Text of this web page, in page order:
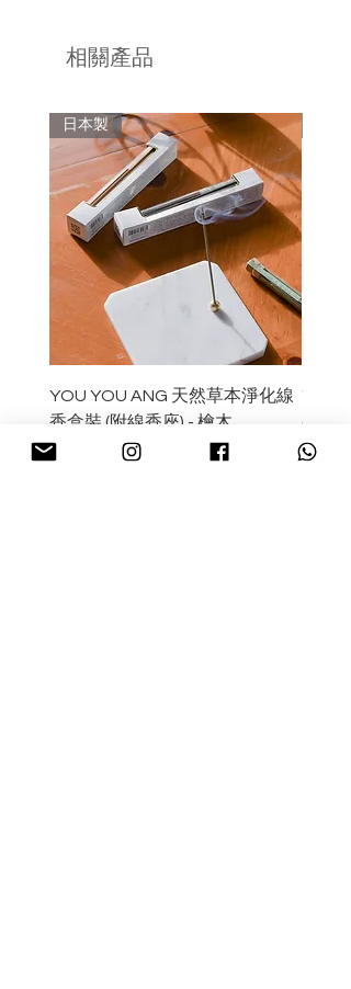
品牌於南加州擁有自己的有機農場，因
品，並能嚴格把關，確保生產過程符合
品牌理念的可持續性。所有的商品都是
小批量生產，並經精心包裝。
不破裂。
質，以免發生危險。
收到後請盡快打開並從包裝中取出，存
放於通風地方保持乾爽。
相關產品
日本製
YOU YOU ANG 天然草本淨化線
香盒裝 (附線香座) - 檜木
價格
HK$169.00
YOU
香盒
價格